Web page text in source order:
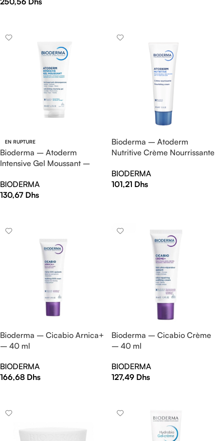
EN RUPTURE
Bioderma – Atoderm
Intensive Gel Moussant –
BIODERMA
130,67 Dhs
Bioderma – Atoderm
Nutritive Crème Nourrissante
BIODERMA
101,21 Dhs
Bioderma – Cicabio Arnica+
– 40 ml
BIODERMA
166,68 Dhs
Bioderma – Cicabio Crème
– 40 ml
BIODERMA
127,49 Dhs